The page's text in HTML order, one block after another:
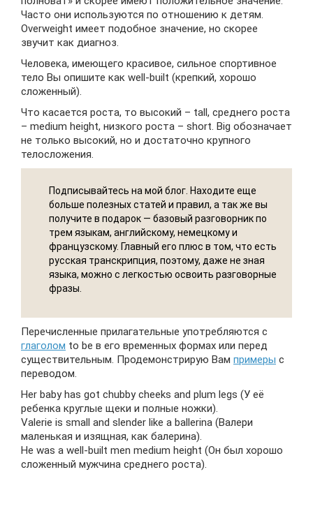
Часто они используются по отношению к детям.
Overweight имеет подобное значение, но скорее
звучит как диагноз.
Человека, имеющего красивое, сильное спортивное
тело Вы опишите как well-built (крепкий, хорошо
сложенный).
Что касается роста, то высокий – tall, среднего роста
– medium height, низкого роста – short. Big обозначает
не только высокий, но и достаточно крупного
телосложения.
Подписывайтесь на мой блог. Находите еще
больше полезных статей и правил, а так же вы
получите в подарок — базовый разговорник по
трем языкам, английскому, немецкому и
французскому. Главный его плюс в том, что есть
русская транскрипция, поэтому, даже не зная
языка, можно с легкостью освоить разговорные
фразы.
Перечисленные прилагательные употребляются с
глаголом to be в его временных формах или перед
существительным. Продемонстрирую Вам примеры с
переводом.
Her baby has got chubby cheeks and plum legs (У её
ребенка круглые щеки и полные ножки).
Valerie is small and slender like a ballerina (Валери
маленькая и изящная, как балерина).
He was a well-built men medium height (Он был хорошо
сложенный мужчина среднего роста).